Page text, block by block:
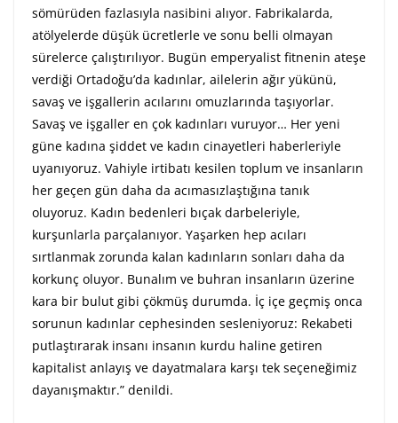
sömürüden fazlasıyla nasibini alıyor. Fabrikalarda,
atölyelerde düşük ücretlerle ve sonu belli olmayan
sürelerce çalıştırılıyor. Bugün emperyalist fitnenin ateşe
verdiği Ortadoğu’da kadınlar, ailelerin ağır yükünü,
savaş ve işgallerin acılarını omuzlarında taşıyorlar.
Savaş ve işgaller en çok kadınları vuruyor… Her yeni
güne kadına şiddet ve kadın cinayetleri haberleriyle
uyanıyoruz. Vahiyle irtibatı kesilen toplum ve insanların
her geçen gün daha da acımasızlaştığına tanık
oluyoruz. Kadın bedenleri bıçak darbeleriyle,
kurşunlarla parçalanıyor. Yaşarken hep acıları
sırtlanmak zorunda kalan kadınların sonları daha da
korkunç oluyor. Bunalım ve buhran insanların üzerine
kara bir bulut gibi çökmüş durumda. İç içe geçmiş onca
sorunun kadınlar cephesinden sesleniyoruz: Rekabeti
putlaştırarak insanı insanın kurdu haline getiren
kapitalist anlayış ve dayatmalara karşı tek seçeneğimiz
dayanışmaktır.” denildi.